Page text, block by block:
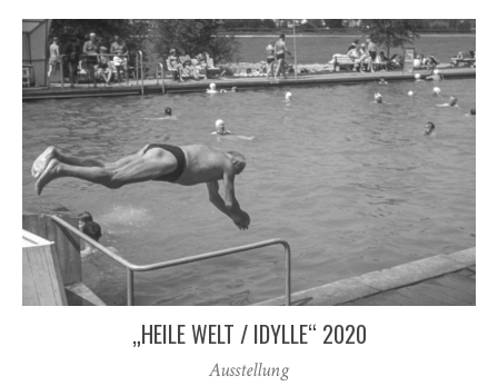
„HEILE WELT / IDYLLE“ 2020
Ausstellung